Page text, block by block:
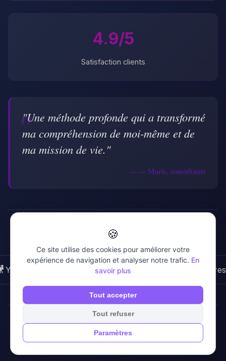
4.9/5
Satisfaction clients
"Une méthode profonde qui a transformé
ma compréhension de moi-même et de
ma mission de vie."
— Marie, consultante
Restons Connectés
YouTube Facebook 📷Instagram
© 2025 Géo-Numérologie par Christophe Genty
Confidentialité
Contacter
🍪
Ce site utilise des cookies pour améliorer votre
expérience de navigation et analyser notre trafic. En
savoir plus
Tout accepter
Tout refuser
Paramètres